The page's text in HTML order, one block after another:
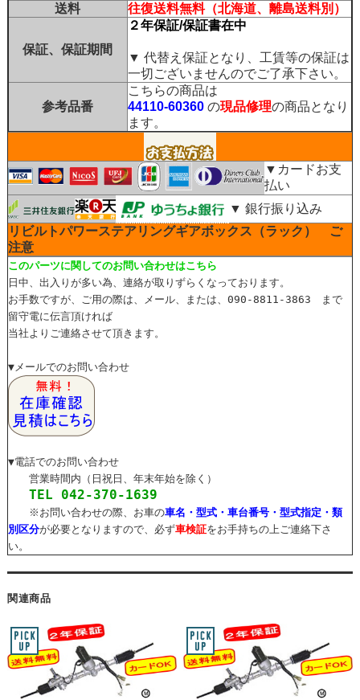
送料
往復送料無料（北海道、離島送料別）
保証、保証期間
２年保証/保証書在中
▼ 代替え保証となり、工賃等の保証は
一切ございませんのでご了承下さい。
参考品番
こちらの商品は
44110-60360の現品修理の商品となり
ます。
▼カードお支
払い
▼ 銀行振り込み
リビルトパワーステアリングギアボックス（ラック） ご
注意
このパーツに関してのお問い合わせはこちら
日中、出入りが多い為、連絡が取りずらくなっております。
お手数ですが、ご用の際は、メール、または、090-8811-3863 まで
留守電に伝言頂ければ
当社よりご連絡させて頂きます。
▼メールでのお問い合わせ
▼電話でのお問い合わせ
営業時間内（日祝日、年末年始を除く）
TEL 042-370-1639
※お問い合わせの際、お車の車名・型式・車台番号・型式指定・類
別区分が必要となりますので、必ず車検証をお手持ちの上ご連絡下さ
い。
関連商品